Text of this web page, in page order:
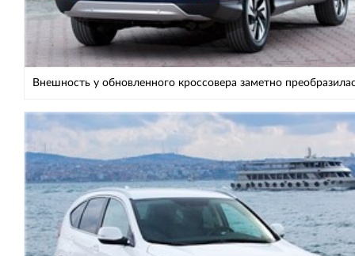
Внешность у обновленного кроссовера заметно